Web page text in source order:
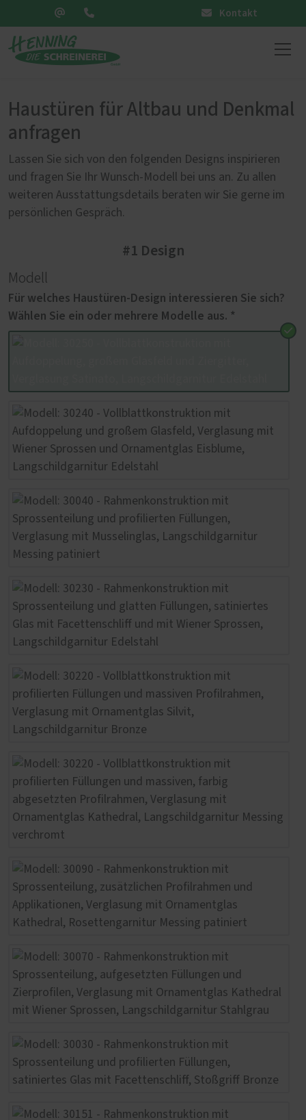
Kontakt
Haustüren für Altbau und Denkmal
anfragen
Lassen Sie sich von den folgenden Designs inspirieren
und fragen Sie Ihr Wunsch-Modell bei uns an. Zu allen
weiteren Ausstattungsdetails beraten wir Sie gerne im
persönlichen Gespräch.
#1 Design
Modell
Für welches Haustüren-Design interessieren Sie sich?
Wählen Sie ein oder mehrere Modelle aus. *